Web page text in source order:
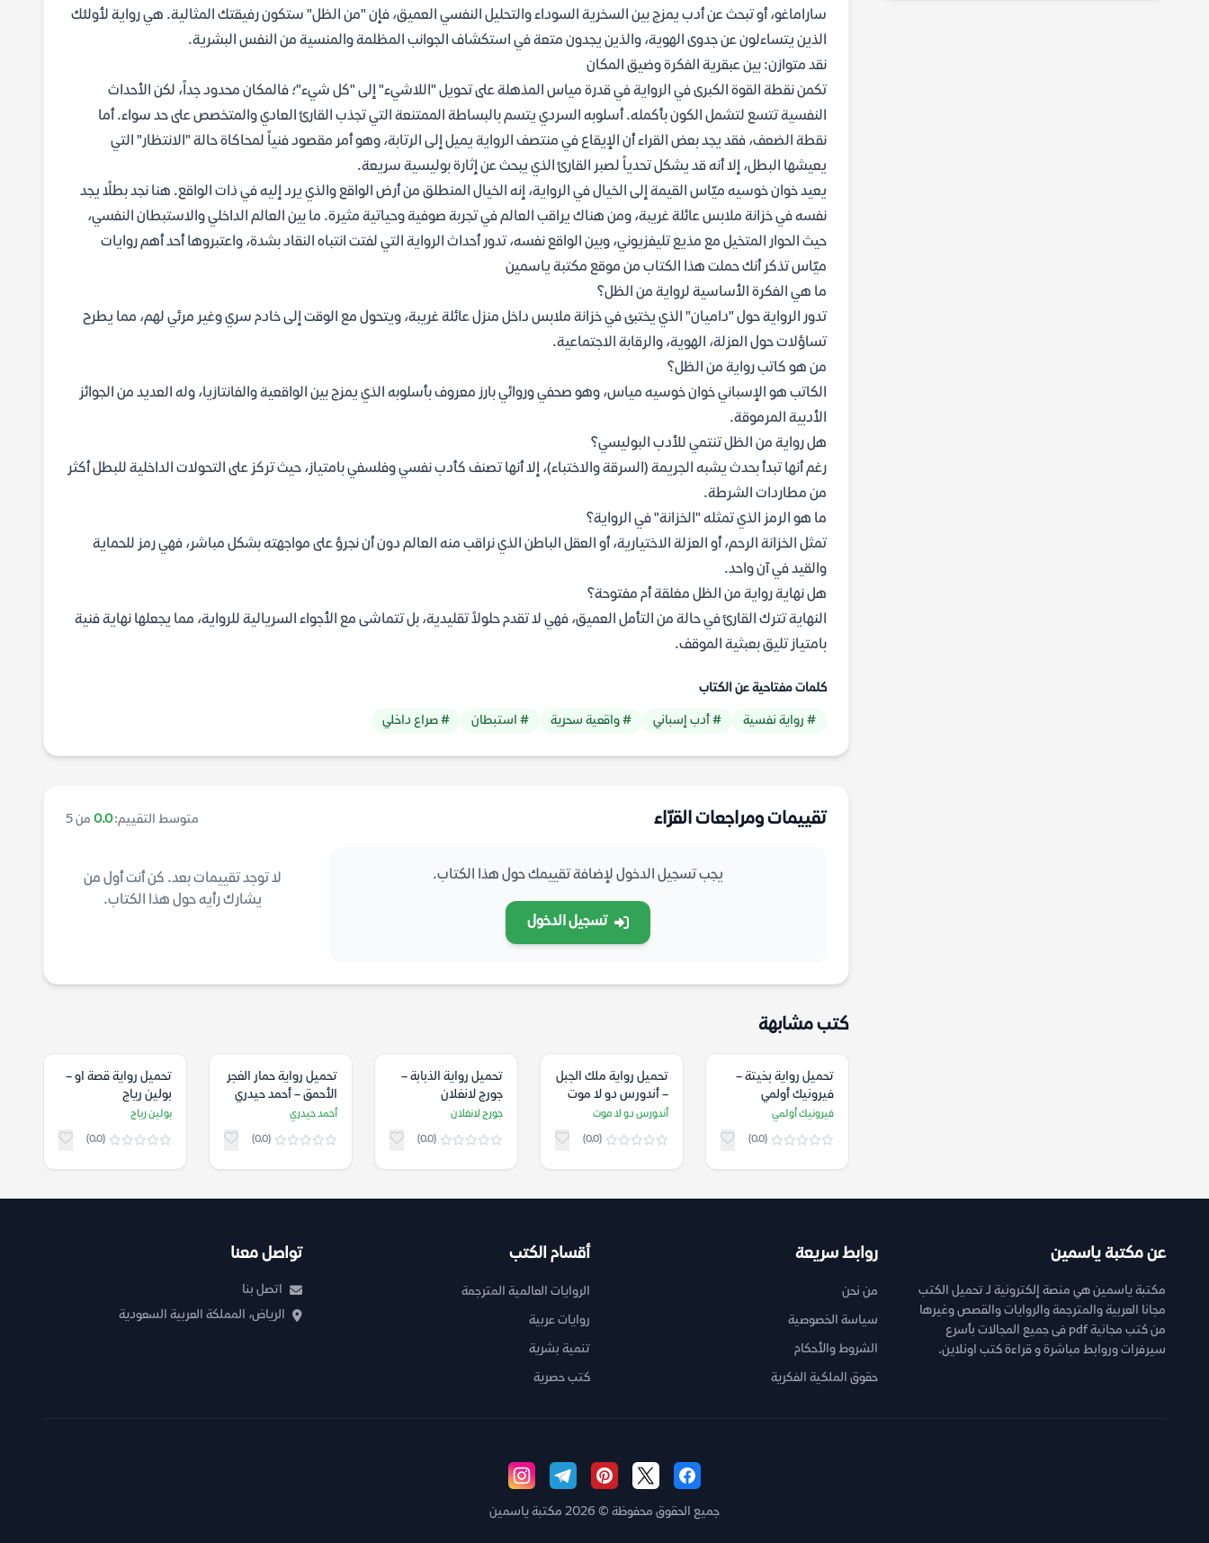
ساراماغو، أو تبحث عن أدب يمزج بين السخرية السوداء والتحليل النفسي العميق، فإن "من الظل" ستكون رفيقتك المثالية. هي رواية لأولئك
الذين يتساءلون عن جدوى الهوية، والذين يجدون متعة في استكشاف الجوانب المظلمة والمنسية من النفس البشرية.
نقد متوازن: بين عبقرية الفكرة وضيق المكان
تكمن نقطة القوة الكبرى في الرواية في قدرة مياس المذهلة على تحويل "اللاشيء" إلى "كل شيء"؛ فالمكان محدود جداً، لكن الأحداث
النفسية تتسع لتشمل الكون بأكمله. أسلوبه السردي يتسم بالبساطة الممتنعة التي تجذب القارئ العادي والمتخصص على حد سواء. أما
نقطة الضعف، فقد يجد بعض القراء أن الإيقاع في منتصف الرواية يميل إلى الرتابة، وهو أمر مقصود فنياً لمحاكاة حالة "الانتظار" التي
يعيشها البطل، إلا أنه قد يشكل تحدياً لصبر القارئ الذي يبحث عن إثارة بوليسية سريعة.
يعيد خوان خوسيه ميّاس القيمة إلى الخيال في الرواية، إنه الخيال المنطلق من أرض الواقع والذي يرد إليه في ذات الواقع. هنا نجد بطلًا يجد
نفسه في خزانة ملابس عائلة غريبة، ومن هناك يراقب العالم في تجربة صوفية وحياتية مثيرة. ما بين العالم الداخلي والاستبطان النفسي،
حيث الحوار المتخيل مع مذيع تليفزيوني، وبين الواقع نفسه، تدور أحداث الرواية التي لفتت انتباه النقاد بشدة، واعتبروها أحد أهم روايات
ميّاس تذكر أنك حملت هذا الكتاب من موقع مكتبة ياسمين
ما هي الفكرة الأساسية لرواية من الظل؟
تدور الرواية حول "داميان" الذي يختبئ في خزانة ملابس داخل منزل عائلة غريبة، ويتحول مع الوقت إلى خادم سري وغير مرئي لهم، مما يطرح
تساؤلات حول العزلة، الهوية، والرقابة الاجتماعية.
من هو كاتب رواية من الظل؟
الكاتب هو الإسباني خوان خوسيه مياس، وهو صحفي وروائي بارز معروف بأسلوبه الذي يمزج بين الواقعية والفانتازيا، وله العديد من الجوائز
الأدبية المرموقة.
هل رواية من الظل تنتمي للأدب البوليسي؟
رغم أنها تبدأ بحدث يشبه الجريمة (السرقة والاختباء)، إلا أنها تصنف كأدب نفسي وفلسفي بامتياز، حيث تركز على التحولات الداخلية للبطل أكثر
من مطاردات الشرطة.
ما هو الرمز الذي تمثله "الخزانة" في الرواية؟
تمثل الخزانة الرحم، أو العزلة الاختيارية، أو العقل الباطن الذي نراقب منه العالم دون أن نجرؤ على مواجهته بشكل مباشر، فهي رمز للحماية
والقيد في آن واحد.
هل نهاية رواية من الظل مغلقة أم مفتوحة؟
النهاية تترك القارئ في حالة من التأمل العميق، فهي لا تقدم حلولاً تقليدية، بل تتماشى مع الأجواء السريالية للرواية، مما يجعلها نهاية فنية
بامتياز تليق بعبثية الموقف.
كلمات مفتاحية عن الكتاب
# رواية نفسية # أدب إسباني # واقعية سحرية # استبطان # صراع داخلي
تقييمات ومراجعات القرّاء متوسط التقييم:0.0 من 5
يجب تسجيل الدخول لإضافة تقييمك حول هذا الكتاب.
تسجيل الدخول
لا توجد تقييمات بعد. كن أنت أول من
يشارك رأيه حول هذا الكتاب.
كتب مشابهة
تحميل رواية بخيتة –
فيرونيك أولمي
فيرونيك أولمي
(0.0)
تحميل رواية ملك الجبل
– أندورس دو لا موت
أندورس دو لا موت
(0.0)
تحميل رواية الذبابة –
جورج لانغلان
جورج لانغلان
(0.0)
تحميل رواية حمار الغجر
الأحمق – أحمد حيدري
أحمد حيدري
(0.0)
تحميل رواية قصة او –
بولين رياج
بولين رياج
(0.0)
عن مكتبة ياسمين
مكتبة ياسمين هي منصة إلكترونية لـ تحميل الكتب
مجانا العربية والمترجمة والروايات والقصص وغيرها
من كتب مجانية pdf فى جميع المجالات بأسرع
سيرفرات وروابط مباشرة و قراءة كتب اونلاين.
روابط سريعة
من نحن
سياسة الخصوصية
الشروط والأحكام
حقوق الملكية الفكرية
أقسام الكتب
الروايات العالمية المترجمة
روايات عربية
تنمية بشرية
كتب حصرية
تواصل معنا
اتصل بنا
الرياض، المملكة العربية السعودية
جميع الحقوق محفوظة © 2026 مكتبة ياسمين